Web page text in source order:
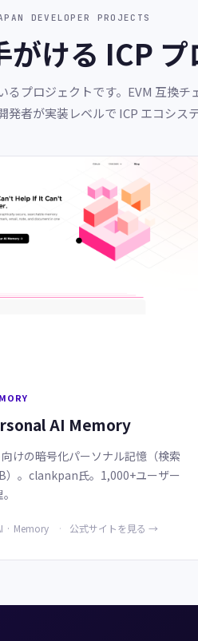
DEVELOPER PROJECTS
ける ICP
るプロジェクトです。EVM 互換チ
者が実装レベルで ICP エコシス
AI Memory
けの暗号化パーソナル記憶（検索
）。clankpan氏。1,000+ユーザー
· Memory 公式サイトを見る →